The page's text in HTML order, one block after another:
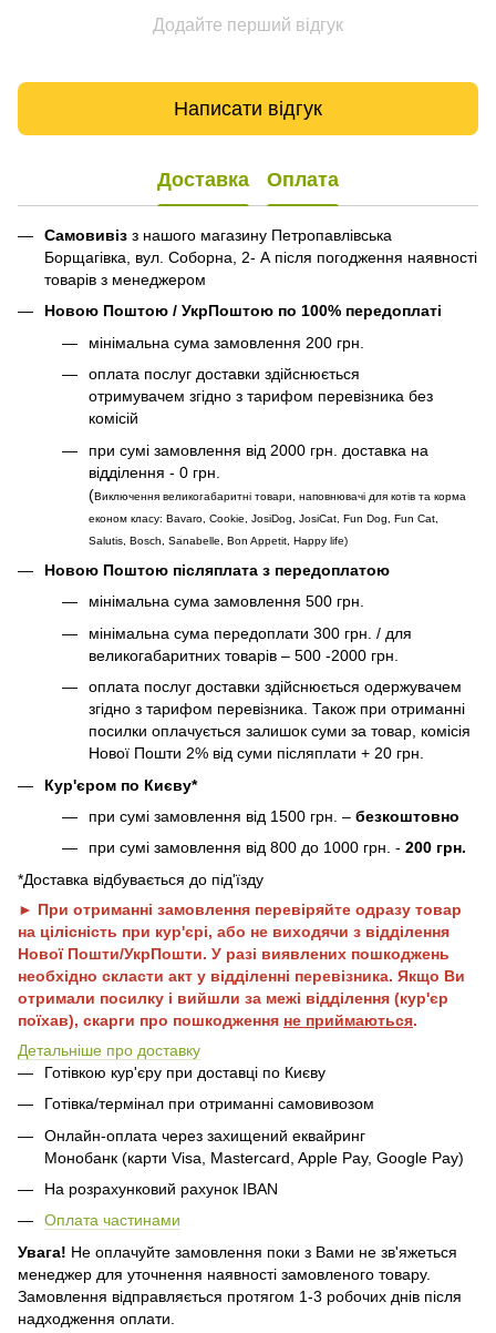
Додайте перший відгук
Написати відгук
Доставка Оплата
Самовивіз з нашого магазину Петропавлівська
Борщагівка, вул. Соборна, 2- А після погодження наявності
товарів з менеджером
Новою Поштою / УкрПоштою по 100% передоплаті
мінімальна сума замовлення 200 грн.
оплата послуг доставки здійснюється
отримувачем згідно з тарифом перевізника без
комісій
при сумі замовлення від 2000 грн. доставка на
відділення - 0 грн.
(Виключення великогабаритні товари, наповнювачі для котів та корма
економ класу: Bavaro, Cookie, JosiDog, JosiCat, Fun Dog, Fun Cat,
Salutis, Bosch, Sanabelle, Bon Appetit, Happy life)
Новою Поштою післяплата з передоплатою
мінімальна сума замовлення 500 грн.
мінімальна сума передоплати 300 грн. / для
великогабаритних товарів – 500 -2000 грн.
оплата послуг доставки здійснюється одержувачем
згідно з тарифом перевізника. Також при отриманні
посилки оплачується залишок суми за товар, комісія
Нової Пошти 2% від суми післяплати + 20 грн.
Кур'єром по Києву*
при сумі замовлення від 1500 грн. – безкоштовно
при сумі замовлення від 800 до 1000 грн. - 200 грн.
*Доставка відбувається до під'їзду
► При отриманні замовлення перевіряйте одразу товар
на цілісність при кур'єрі, або не виходячи з відділення
Нової Пошти/УкрПошти. У разі виявлених пошкоджень
необхідно скласти акт у відділенні перевізника. Якщо Ви
отримали посилку і вийшли за межі відділення (кур'єр
поїхав), скарги про пошкодження не приймаються.
Детальніше про доставку
Готівкою кур'єру при доставці по Києву
Готівка/термінал при отриманні самовивозом
Онлайн-оплата через захищений еквайринг
Монобанк (карти Visa, Mastercard, Apple Pay, Google Pay)
На розрахунковий рахунок IBAN
Оплата частинами
Увага! Не оплачуйте замовлення поки з Вами не зв'яжеться
менеджер для уточнення наявності замовленого товару.
Замовлення відправляється протягом 1-3 робочих днів після
надходження оплати.